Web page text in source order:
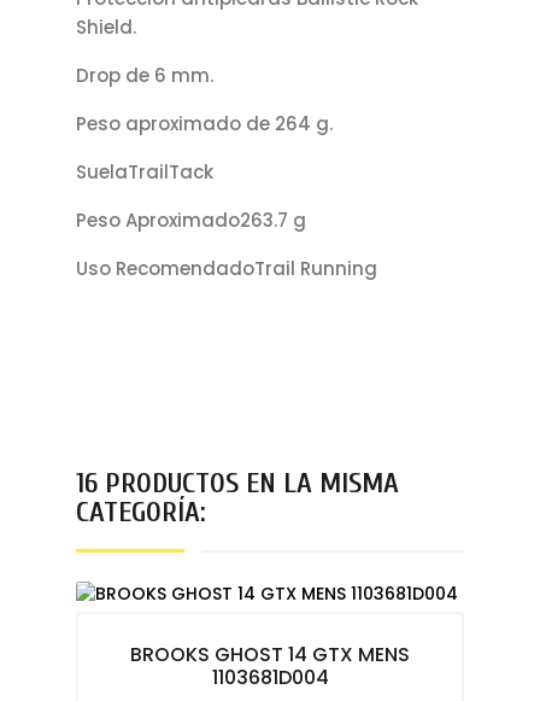
Shield.
Drop de 6 mm.
Peso aproximado de 264 g.
SuelaTrailTack
Peso Aproximado263.7 g
Uso RecomendadoTrail Running
16 PRODUCTOS EN LA MISMA
CATEGORÍA:
BROOKS GHOST 14 GTX MENS
1103681D004